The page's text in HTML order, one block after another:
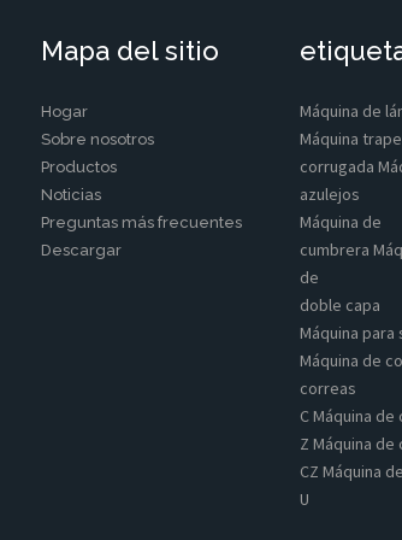
trapezoidales son conocidas por su fuerza y
equipadas con controles fáciles de usar y
menos experimentados.
de construcción debido a su versatilidad y durabilidad.
agradables para casas.
almacenamiento.
Mapa del sitio
Hogar
Sobre nosotros
Productos
Noticias
Preguntas más frecuentes
Descargar
Máquina de
Máquina
corrugada
azulejos
Máquina de
cumbrera
de
doble capa
Máquina
Máquina de
correas
C Máquina
Z Máquina de
CZ Máquina
U